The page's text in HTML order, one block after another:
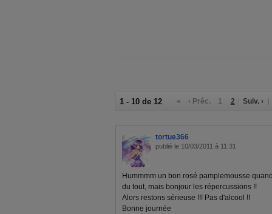
1 - 10 de 12 « ‹ Préc. 1 2 Suiv. ›
tortue366
publié le 10/03/2011 à 11:31
Hummmm un bon rosé pamplemousse
du tout, mais bonjour les répercussions !!
Alors restons sérieuse !!! Pas d'alcool !!
Bonne journée